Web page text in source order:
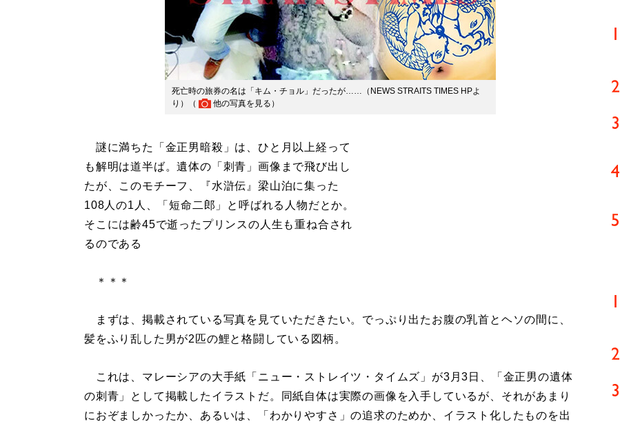
死亡時の旅券の名は「キム・チョル」だったが……（NEWS STRAITS TIMES HPよ
り）（
他の写真を見る ）
謎に満ちた「金正男暗殺」は、ひと月以上経って
も解明は道半ば。遺体の「刺青」画像まで飛び出し
たが、このモチーフ、『水滸伝』梁山泊に集った
108人の1人、「短命二郎」と呼ばれる人物だとか。
そこには齢45で逝ったプリンスの人生も重ね合され
るのである
＊＊＊
まずは、掲載されている写真を見ていただきたい。でっぷり出たお腹の乳首とヘソの間に、
髪をふり乱した男が2匹の鯉と格闘している図柄。
これは、マレーシアの大手紙「ニュー・ストレイツ・タイムズ」が3月3日、「金正男の遺体
の刺青」として掲載したイラストだ。同紙自体は実際の画像を入手しているが、それがあまり
におぞましかったか、あるいは、「わかりやすさ」の追求のためか、イラスト化したものを出